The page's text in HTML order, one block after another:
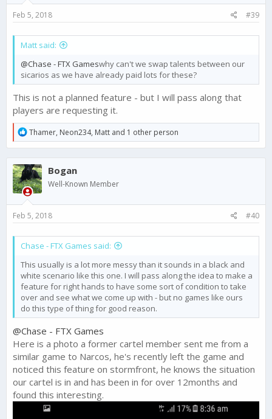
Feb 5, 2018 #39
Matt said:
@Chase - FTX Gameswhy can't we swap talents between our
sicarios as we have already paid lots for these?
This is not a planned feature - but I will pass along that
players are requesting it.
R
e
a
c
t
i
o
n
:
Thamer, Neon234, Matt and 1 other person
Bogan
Well-Known Member
Feb 5, 2018 #40
Chase - FTX Games said:
This usually is a lot more messy than it sounds in a black and
white scenario like this one. I will pass along the idea to make a
feature for right hands to have some sort of condition to take
over and see what we come up with - but no games like ours
do this type of thing for good reason.
@Chase - FTX Games
Here is a photo a former cartel member sent me from a
similar game to Narcos, he's recently left the game and
noticed this feature on stormfront, he knows the situation
our cartel is in and has been in for over 12months and
found this interesting.